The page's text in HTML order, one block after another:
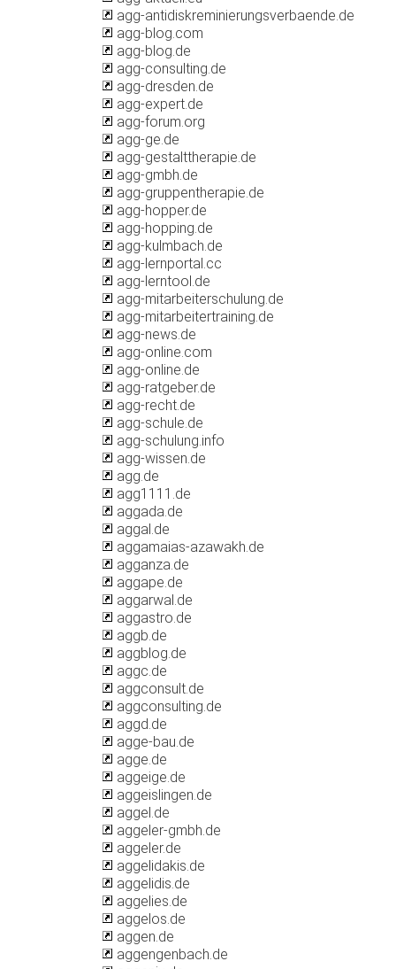
agg-antidiskreminierungsverbaende.de
agg-blog.com
agg-blog.de
agg-consulting.de
agg-dresden.de
agg-expert.de
agg-forum.org
agg-ge.de
agg-gestalttherapie.de
agg-gmbh.de
agg-gruppentherapie.de
agg-hopper.de
agg-hopping.de
agg-kulmbach.de
agg-lernportal.cc
agg-lerntool.de
agg-mitarbeiterschulung.de
agg-mitarbeitertraining.de
agg-news.de
agg-online.com
agg-online.de
agg-ratgeber.de
agg-recht.de
agg-schule.de
agg-schulung.info
agg-wissen.de
agg.de
agg1111.de
aggada.de
aggal.de
aggamaias-azawakh.de
agganza.de
aggape.de
aggarwal.de
aggastro.de
aggb.de
aggblog.de
aggc.de
aggconsult.de
aggconsulting.de
aggd.de
agge-bau.de
agge.de
aggeige.de
aggeislingen.de
aggel.de
aggeler-gmbh.de
aggeler.de
aggelidakis.de
aggelidis.de
aggelies.de
aggelos.de
aggen.de
aggengenbach.de